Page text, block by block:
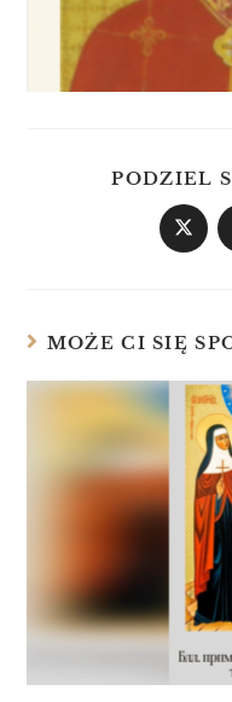
PODZIEL
MOŻE CI SIĘ